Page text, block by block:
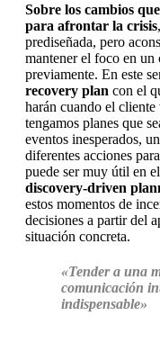
Sobre los cambios
para afrontar la crisis
prediseñada, pero
mantener el foco en un
previamente. En este
recovery plan con el
harán cuando el
tengamos planes que
eventos inesperados, un
diferentes acciones
puede ser muy útil en
discovery-driven
estos momentos de
decisiones a partir del
situación concreta.
«Tender a una
comunicación
indispensable»